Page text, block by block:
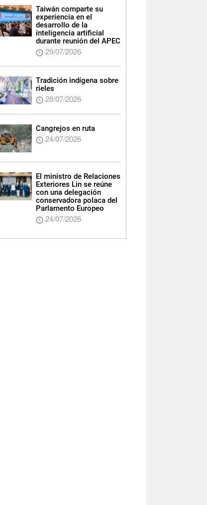
Taiwán comparte su
experiencia en el
desarrollo de la
inteligencia artificial
durante reunión del APEC
29/07/2026
Tradición indígena sobre
rieles
28/07/2026
Cangrejos en ruta
24/07/2026
El ministro de Relaciones
Exteriores Lin se reúne
con una delegación
conservadora polaca del
Parlamento Europeo
24/07/2026